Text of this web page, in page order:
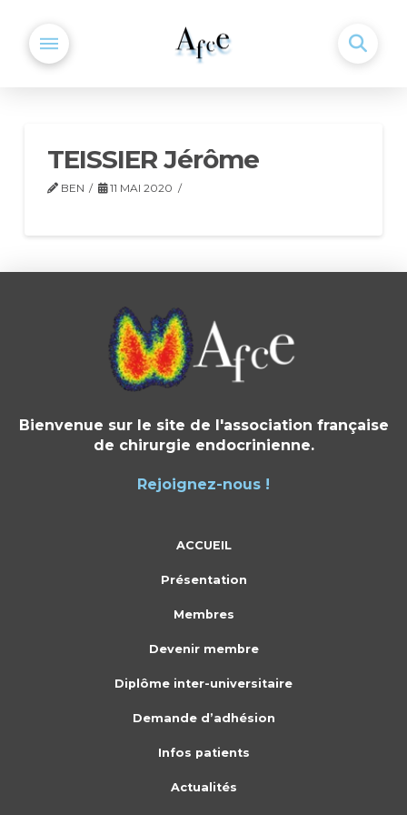
TEISSIER Jérôme
BEN 11 MAI 2020
Bienvenue sur le site de l'association française
de chirurgie endocrinienne.
Rejoignez-nous !
ACCUEIL
Présentation
Membres
Devenir membre
Diplôme inter-universitaire
Demande d’adhésion
Infos patients
Actualités